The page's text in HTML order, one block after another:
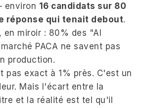
16 candidats sur 80
réponse qui tenait debout.
en miroir : 80% des "AI
PACA ne savent pas
production.
pas exact à 1% près. C'est un
Mais l'écart entre la
et la réalité est tel qu'il